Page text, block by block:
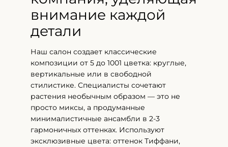
внимание каждой
детали
Наш салон создает классические
композиции от 5 до 1001 цветка: круглые,
вертикальные или в свободной
стилистике. Специалисты сочетают
растения необычным образом — это не
просто миксы, а продуманные
минималистичные ансамбли в 2-3
гармоничных оттенках. Используют
эксклюзивные цвета: оттенок Тиффани,